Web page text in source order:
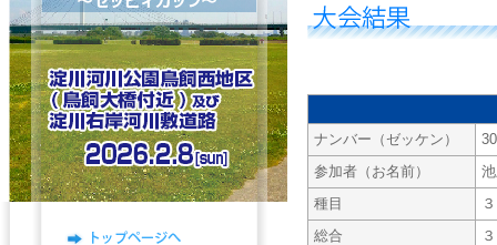
ナンバー（ゼッケン）
参加者（お名前）
種目
総合